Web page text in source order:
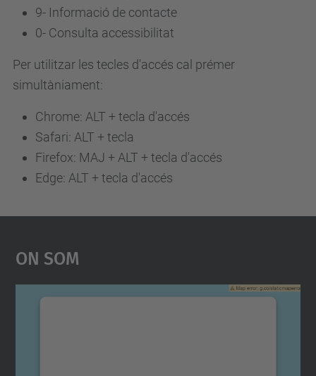
9- Informació de contacte
0- Consulta accessibilitat
Per utilitzar les tecles d'accés cal prémer
simultàniament:
Chrome: ALT + tecla d'accés
Safari: ALT + tecla
Firefox: MAJ + ALT + tecla d'accés
Edge: ALT + tecla d'accés
On Som